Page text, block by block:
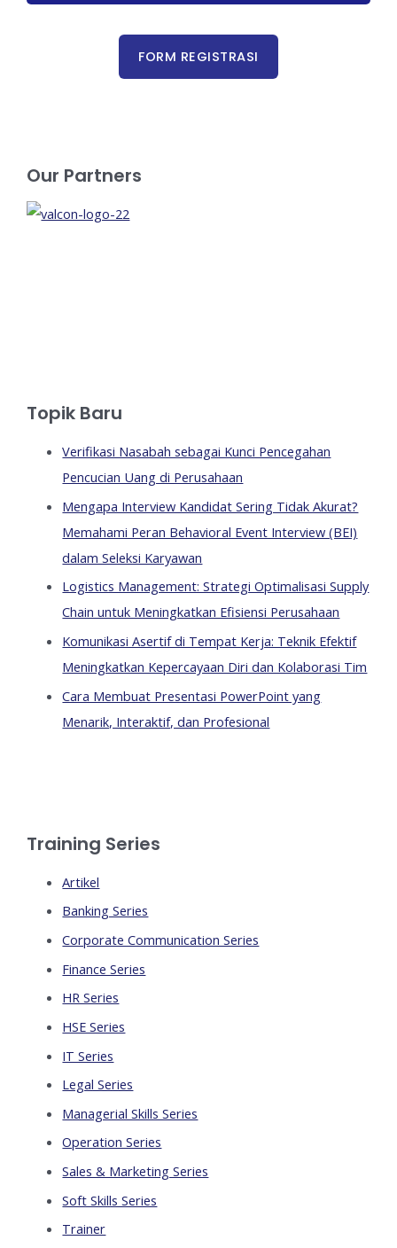
Our Partners
Topik Baru
Verifikasi Nasabah sebagai Kunci Pencegahan
Pencucian Uang di Perusahaan
Mengapa Interview Kandidat Sering Tidak Akurat?
Memahami Peran Behavioral Event Interview (BEI)
dalam Seleksi Karyawan
Logistics Management: Strategi Optimalisasi Supply
Chain untuk Meningkatkan Efisiensi Perusahaan
Komunikasi Asertif di Tempat Kerja: Teknik Efektif
Meningkatkan Kepercayaan Diri dan Kolaborasi Tim
Cara Membuat Presentasi PowerPoint yang
Menarik, Interaktif, dan Profesional
Training Series
Artikel
Banking Series
Corporate Communication Series
Finance Series
HR Series
HSE Series
IT Series
Legal Series
Managerial Skills Series
Operation Series
Sales & Marketing Series
Soft Skills Series
Trainer